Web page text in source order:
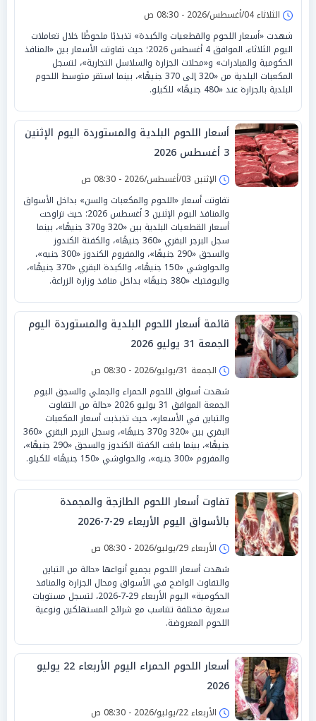
الثلاثاء 04/أغسطس/2026 - 08:30 ص
شهدت «أسعار اللحوم والقطعيات والكبدة» تذبذبًا ملحوظًا خلال تعاملات
اليوم الثلاثاء، الموافق 4 أغسطس 2026؛ حيث تفاوتت الأسعار بين «المنافذ
الحكومية والمبادرات» و«محلات الجزارة والسلاسل التجارية»، لتسجل
المكعبات البلدية من «320 إلى 370 جنيهًا»، بينما استقر متوسط اللحوم
البلدية بالجزارة عند «480 جنيهًا» للكيلو.
أسعار اللحوم البلدية والمستوردة اليوم الإثنين
3 أغسطس 2026
الإثنين 03/أغسطس/2026 - 08:30 ص
تفاوتت أسعار «اللحوم والمكعبات والسن» بداخل الأسواق
والمنافذ اليوم الإثنين 3 أغسطس 2026؛ حيث تراوحت
أسعار القطعيات البلدية بين «320 و370 جنيهًا»، بينما
سجل البرجر البقري «360 جنيهًا»، والكفتة الكندوز
والسجق «290 جنيهًا»، والمفروم الكندوز «300 جنيه»،
والحواوشي «150 جنيهًا»، والكبدة البقري «370 جنيهًا»،
والبوفتيك «380 جنيهًا» بداخل منافذ وزارة الزراعة.
قائمة أسعار اللحوم البلدية والمستوردة اليوم
الجمعة 31 يوليو 2026
الجمعة 31/يوليو/2026 - 08:30 ص
شهدت أسواق اللحوم الحمراء والجملي والسجق اليوم
الجمعة الموافق 31 يوليو 2026 «حالة من التفاوت
والتباين في الأسعار»، حيث تذبذبت أسعار المكعبات
البقري بين «320 و370 جنيهًا»، وسجل البرجر البقري «360
جنيهًا»، بينما بلغت الكفتة الكندوز والسجق «290 جنيهًا»،
والمفروم «300 جنيه»، والحواوشي «150 جنيهًا» للكيلو.
تفاوت أسعار اللحوم الطازجة والمجمدة
بالأسواق اليوم الأربعاء 29-7-2026
الأربعاء 29/يوليو/2026 - 08:30 ص
شهدت أسعار اللحوم بجميع أنواعها «حالة من التباين
والتفاوت الواضح في الأسواق ومحال الجزارة والمنافذ
الحكومية» اليوم الأربعاء 29-7-2026، لتسجل مستويات
سعرية مختلفة تتناسب مع شرائح المستهلكين ونوعية
اللحوم المعروضة.
أسعار اللحوم الحمراء اليوم الأربعاء 22 يوليو
2026
الأربعاء 22/يوليو/2026 - 08:30 ص